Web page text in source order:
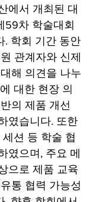
에서 개최된 대
59차 학술대회
. 학회 기간 동안
관계자와 신제
해 의견을 나누
대한 현장 의
의 제품 개선
였습니다. 또한
션 등 학술 협
였으며, 주요 메
으로 제품 교육
통 협력 가능성